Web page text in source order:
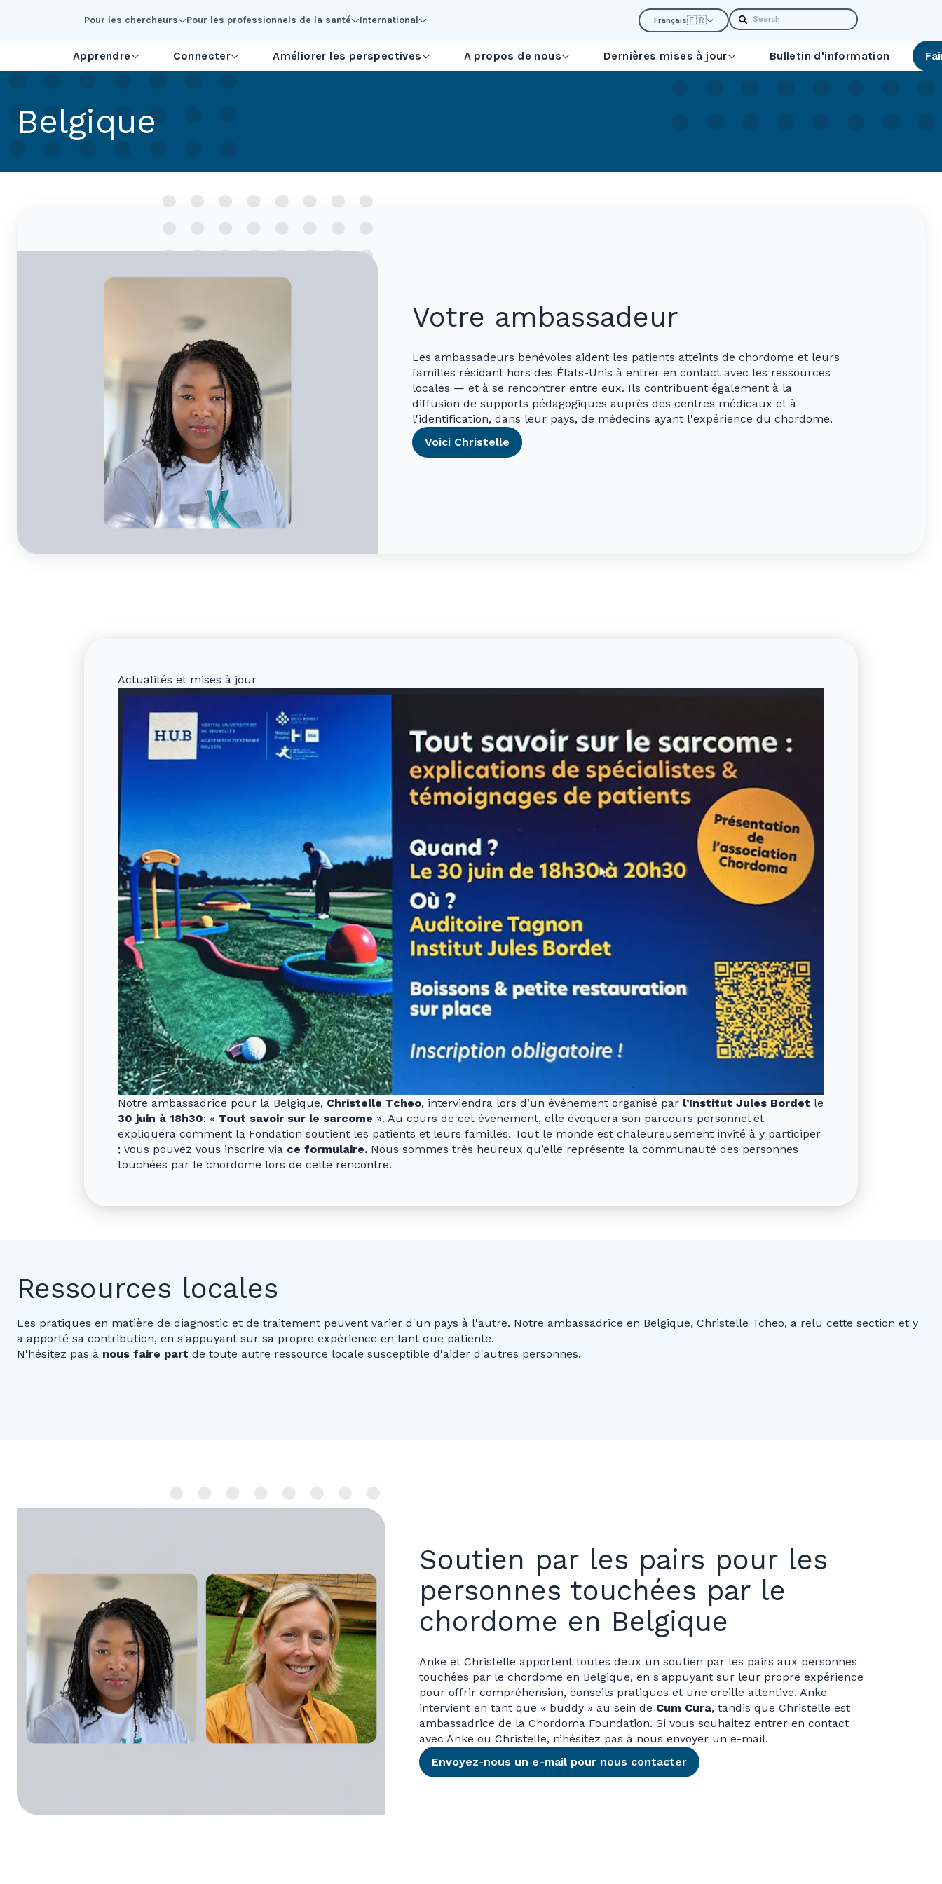
Pour les chercheurs Pour les professionnels de la santé International Français🇫🇷 Search
Apprendre Connecter Améliorer les perspectives A propos de nous Dernières mises à jour Bulletin d'information
Belgique
Votre ambassadeur
Les ambassadeurs bénévoles aident les patients atteints de chordome et leurs
familles résidant hors des États-Unis à entrer en contact avec les ressources
locales — et à se rencontrer entre eux. Ils contribuent également à la
diffusion de supports pédagogiques auprès des centres médicaux et à
l'identification, dans leur pays, de médecins ayant l'expérience du chordome.
Voici Christelle
Actualités et mises à jour
Notre ambassadrice pour la Belgique, Christelle Tcheo, interviendra lors d’un événement organisé par l’Institut Jules Bordet le
30 juin à 18h30: « Tout savoir sur le sarcome ». Au cours de cet événement, elle évoquera son parcours personnel et
expliquera comment la Fondation soutient les patients et leurs familles. Tout le monde est chaleureusement invité à y participer
; vous pouvez vous inscrire via ce formulaire. Nous sommes très heureux qu’elle représente la communauté des personnes
touchées par le chordome lors de cette rencontre.
Ressources locales
Les pratiques en matière de diagnostic et de traitement peuvent varier d'un pays à l'autre. Notre ambassadrice en Belgique, Christelle Tcheo, a relu cette section et y
a apporté sa contribution, en s'appuyant sur sa propre expérience en tant que patiente.
N'hésitez pas à nous faire part de toute autre ressource locale susceptible d'aider d'autres personnes.
Soutien par les pairs pour les
personnes touchées par le
chordome en Belgique
Anke et Christelle apportent toutes deux un soutien par les pairs aux personnes
touchées par le chordome en Belgique, en s'appuyant sur leur propre expérience
pour offrir compréhension, conseils pratiques et une oreille attentive. Anke
intervient en tant que « buddy » au sein de Cum Cura, tandis que Christelle est
ambassadrice de la Chordoma Foundation. Si vous souhaitez entrer en contact
avec Anke ou Christelle, n’hésitez pas à nous envoyer un e-mail.
Envoyez-nous un e-mail pour nous contacter